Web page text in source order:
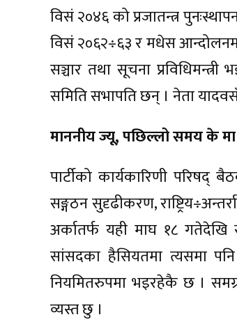
विसं २०४६ को प्रजातन्त्र
विसं २०६२÷६३ र मधेस
सञ्चार तथा सूचना प्रविधिमन्त्री
समिति सभापति छन् । नेता
माननीय ज्यू, पछिल्लो समय के
पार्टीको कार्यकारिणी
सङ्गठन सुदृढीकरण,
अर्कातर्फ यही माघ १८
सांसदका हैसियतमा त्यसमा
नियमितरुपमा भइरहेकै छ ।
व्यस्त छु ।